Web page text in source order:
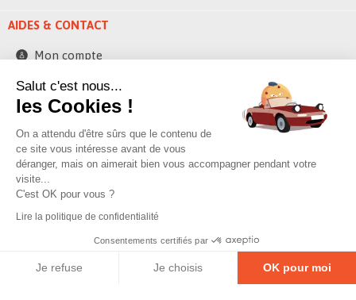
AIDES & CONTACT
Mon compte
Contactez-nous
248 ZAE la bascule
contact@byautopassion.com
04 74 87 05 41
© 2026 By AutoPassion,Poivre & sell
Mentions légales Politique de confidentialité Gestion des cookies
Salut c'est nous...
les Cookies !
On a attendu d'être sûrs que le contenu de
ce site vous intéresse avant de vous
déranger, mais on aimerait bien vous accompagner pendant votre
visite...
C'est OK pour vous ?
Lire la politique de confidentialité
Consentements certifiés par
Je refuse Je choisis OK pour moi